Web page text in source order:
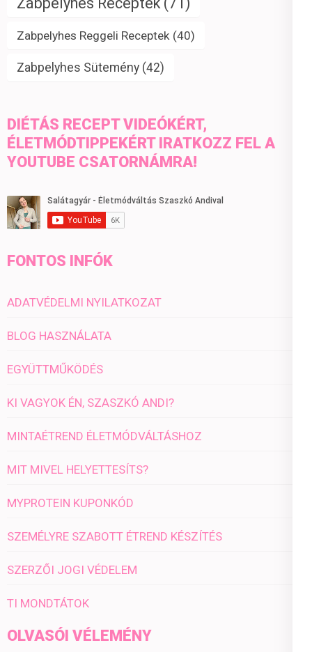
Zabpelyhes Reggeli Receptek (40)
Zabpelyhes Sütemény (42)
DIÉTÁS RECEPT VIDEÓKÉRT,
ÉLETMÓDTIPPEKÉRT IRATKOZZ FEL A
YOUTUBE CSATORNÁMRA!
FONTOS INFÓK
ADATVÉDELMI NYILATKOZAT
BLOG HASZNÁLATA
EGYÜTTMŰKÖDÉS
KI VAGYOK ÉN, SZASZKÓ ANDI?
MINTAÉTREND ÉLETMÓDVÁLTÁSHOZ
MIT MIVEL HELYETTESÍTS?
MYPROTEIN KUPONKÓD
SZEMÉLYRE SZABOTT ÉTREND KÉSZÍTÉS
SZERZŐI JOGI VÉDELEM
TI MONDTÁTOK
OLVASÓI VÉLEMÉNY